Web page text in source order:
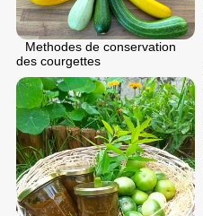
Methodes de conservation
des courgettes